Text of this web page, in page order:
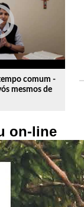
comum -
mesmos de
on-line